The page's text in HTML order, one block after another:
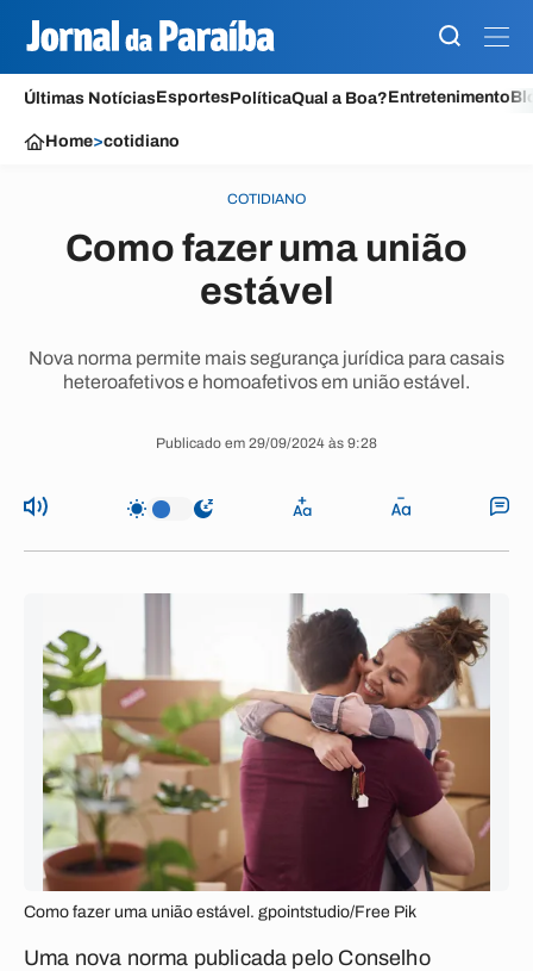
Últimas NotíciasEsportesPolíticaQual a Boa?Entretenimento
Home>cotidiano
COTIDIANO
Como fazer uma união
estável
Nova norma permite mais segurança jurídica para casais
heteroafetivos e homoafetivos em união estável.
Publicado em 29/09/2024 às 9:28
Como fazer uma união estável. gpointstudio/Free Pik
Uma nova norma publicada pelo Conselho